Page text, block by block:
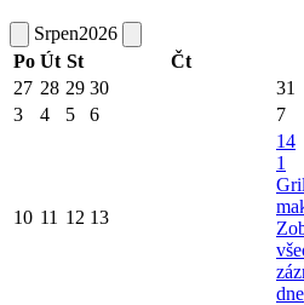
Srpen2026
Po Út St Čt
27 28 29 30 31
3
4 5 6 7
10 11 12 13
14
1
dne